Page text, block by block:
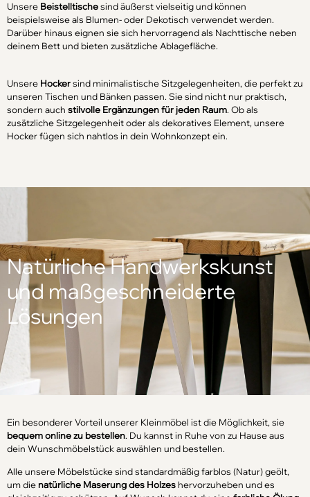
Unsere Beistelltischesind äußerst vielseitig und können
beispielsweise als Blumen- oder Dekotisch verwendet werden.
Darüber hinaus eignen sie sich hervorragend als Nachttische neben
deinem Bett und bieten zusätzliche Ablagefläche.
Unsere Hockersind minimalistische Sitzgelegenheiten, die perfekt zu
unseren Tischen und Bänken passen. Sie sind nicht nur praktisch,
sondern auch stilvolle Ergänzungen für jeden Raum. Ob als
zusätzliche Sitzgelegenheit oder als dekoratives Element, unsere
Hocker fügen sich nahtlos in dein Wohnkonzept ein.
Natürliche Handwerkskunst
und maßgeschneiderte
Lösungen
Ein besonderer Vorteil unserer Kleinmöbel ist die Möglichkeit, sie
bequem online zu bestellen. Du kannst in Ruhe von zu Hause aus
dein Wunschmöbelstück auswählen und bestellen.
Alle unsere Möbelstücke sind standardmäßig farblos (Natur) geölt,
um dienatürliche Maserung des Holzeshervorzuheben und es